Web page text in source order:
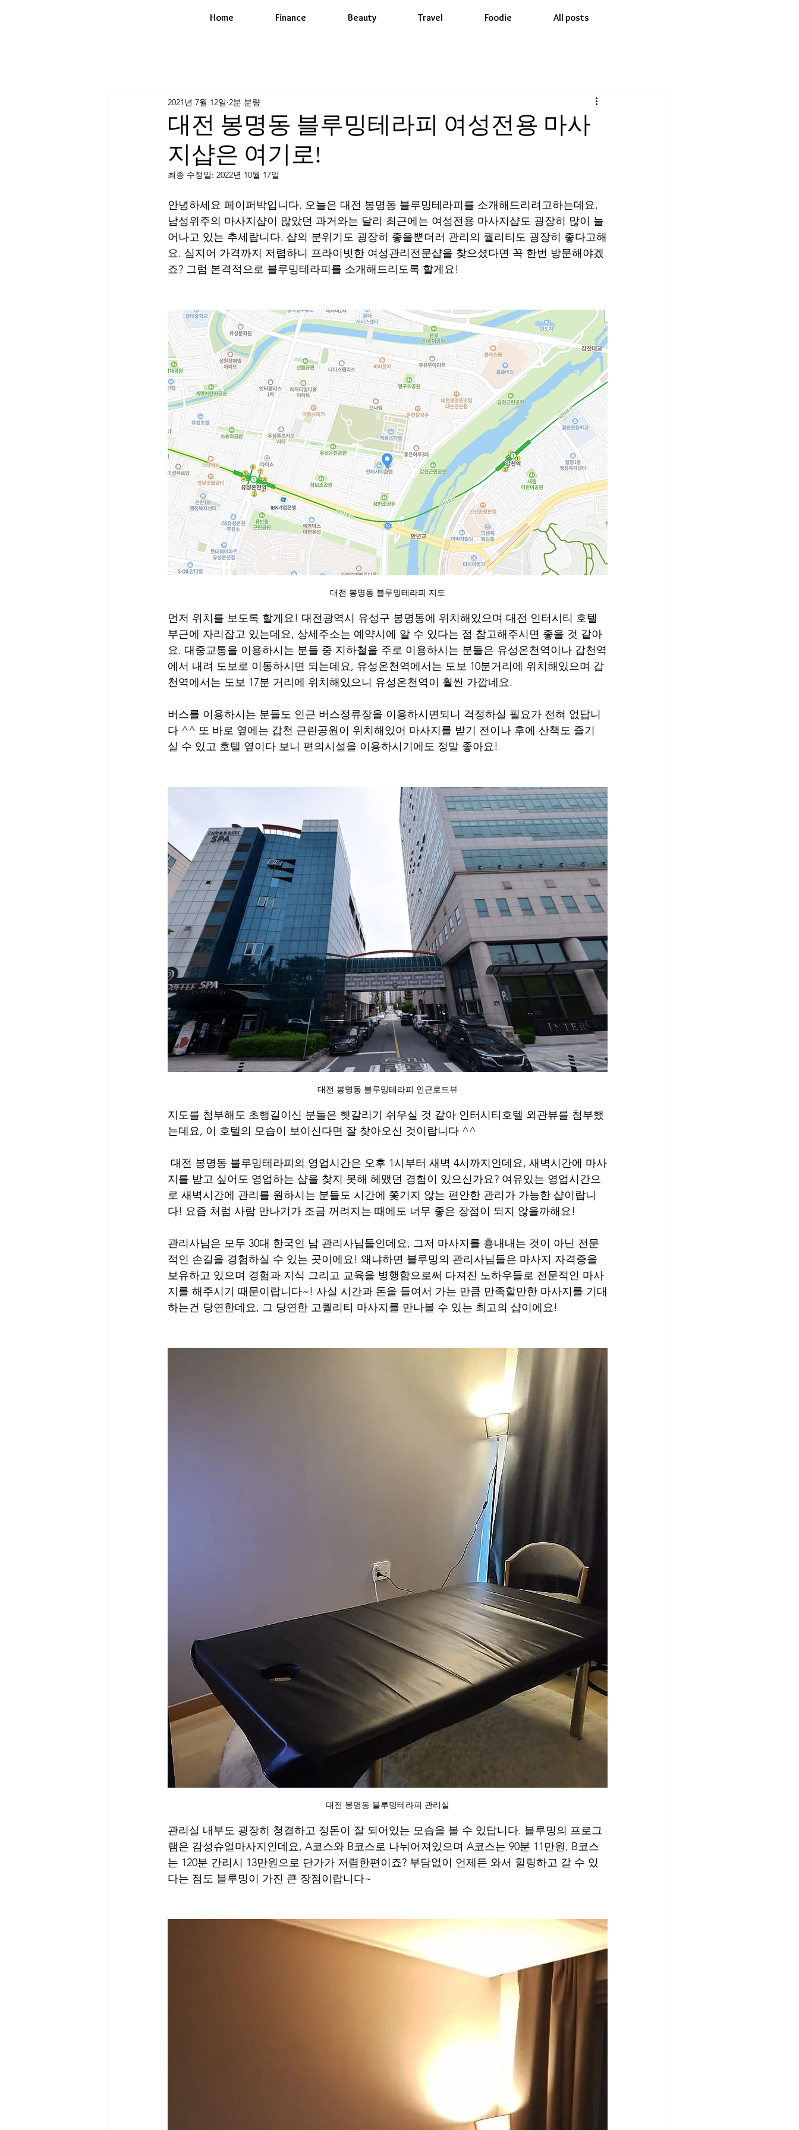
Home Finance Beauty Travel Foodie All posts
대전 봉명동 블루밍테라피 여성전용 마사
지샵은 여기로!
2021년 7월 12일 2분 분량
최종 수정일: 2022년 10월 17일
안녕하세요 페이퍼박입니다. 오늘은 대전 봉명동 블루밍테라피를 소개해드리려고하는데요,
남성위주의 마사지샵이 많았던 과거와는 달리 최근에는 여성전용 마사지샵도 굉장히 많이 늘
어나고 있는 추세랍니다. 샵의 분위기도 굉장히 좋을뿐더러 관리의 퀄리티도 굉장히 좋다고해
요. 심지어 가격까지 저렴하니 프라이빗한 여성관리전문샵을 찾으셨다면 꼭 한번 방문해야겠
죠? 그럼 본격적으로 블루밍테라피를 소개해드리도록 할게요!
대전 봉명동 블루밍테라피 지도
먼저 위치를 보도록 할게요! 대전광역시 유성구 봉명동에 위치해있으며 대전 인터시티 호텔
부근에 자리잡고 있는데요, 상세주소는 예약시에 알 수 있다는 점 참고해주시면 좋을 것 같아
요. 대중교통을 이용하시는 분들 중 지하철을 주로 이용하시는 분들은 유성온천역이나 갑천역
에서 내려 도보로 이동하시면 되는데요, 유성온천역에서는 도보 10분거리에 위치해있으며 갑
천역에서는 도보 17분 거리에 위치해있으니 유성온천역이 훨씬 가깝네요.
버스를 이용하시는 분들도 인근 버스정류장을 이용하시면되니 걱정하실 필요가 전혀 없답니
다 ^^ 또 바로 옆에는 갑천 근린공원이 위치해있어 마사지를 받기 전이나 후에 산책도 즐기
실 수 있고 호텔 옆이다 보니 편의시설을 이용하시기에도 정말 좋아요!
대전 봉명동 블루밍테라피 인근로드뷰
지도를 첨부해도 초행길이신 분들은 헷갈리기 쉬우실 것 같아 인터시티호텔 외관뷰를 첨부했
는데요, 이 호텔의 모습이 보이신다면 잘 찾아오신 것이랍니다 ^^
지를 받고 싶어도 영업하는 샵을 찾지 못해 헤맸던 경험이 있으신가요? 여유있는 영업시간으
로 새벽시간에 관리를 원하시는 분들도 시간에 쫓기지 않는 편안한 관리가 가능한 샵이랍니
다! 요즘 처럼 사람 만나기가 조금 꺼려지는 때에도 너무 좋은 장점이 되지 않을까해요!
관리사님은 모두 30대 한국인 남 관리사님들인데요, 그저 마사지를 흉내내는 것이 아닌 전문
적인 손길을 경험하실 수 있는 곳이에요! 왜냐하면 블루밍의 관리사님들은 마사지 자격증을
보유하고 있으며 경험과 지식 그리고 교육을 병행함으로써 다져진 노하우들로 전문적인 마사
지를 해주시기 때문이랍니다~! 사실 시간과 돈을 들여서 가는 만큼 만족할만한 마사지를 기대
하는건 당연한데요, 그 당연한 고퀄리티 마사지를 만나볼 수 있는 최고의 샵이에요!
대전 봉명동 블루밍테라피 관리실
관리실 내부도 굉장히 청결하고 정돈이 잘 되어있는 모습을 볼 수 있답니다. 블루밍의 프로그
램은 감성슈얼마사지인데요, A코스와 B코스로 나뉘어져있으며 A코스는 90분 11만원, B코스
는 120분 간리시 13만원으로 단가가 저렴한편이죠? 부담없이 언제든 와서 힐링하고 갈 수 있
다는 점도 블루밍이 가진 큰 장점이랍니다~